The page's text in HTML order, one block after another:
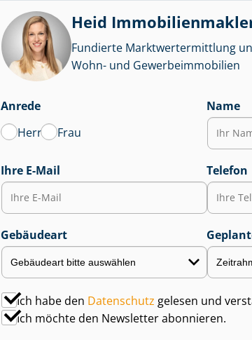
Heid
Fundierte Markt­wert­ermitt­lung
Wohn- und Ge­wer­be­im­mo­bi­li­en
Anrede
Herr
Frau
Name
Ihre E-Mail Telefon
Gebäudeart
Ich habe den Datenschutz gelesen und
Ich möchte den Newsletter abonnieren.